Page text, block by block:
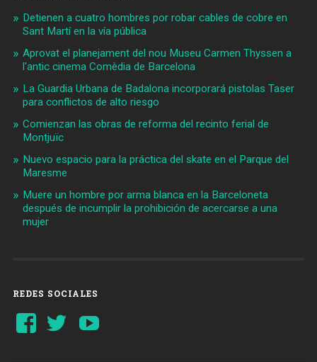
Detienen a cuatro hombres por robar cables de cobre en
Sant Martí en la vía pública
Aprovat el planejament del nou Museu Carmen Thyssen a
l'antic cinema Comèdia de Barcelona
La Guardia Urbana de Badalona incorporará pistolas Taser
para conflictos de alto riesgo
Comienzan las obras de reforma del recinto ferial de
Montjuïc
Nuevo espacio para la práctica del skate en el Parque del
Maresme
Muere un hombre por arma blanca en la Barceloneta
después de incumplir la prohibición de acercarse a una
mujer
REDES SOCIALES
Ver
perfil
Ver
perfil